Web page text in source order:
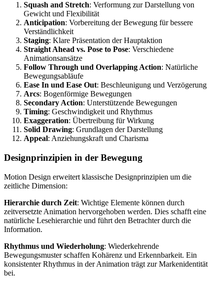
Squash and Stretch: Verformung zur Darstellung von
Gewicht und Flexibilität
Anticipation: Vorbereitung der Bewegung für bessere
Verständlichkeit
Staging: Klare Präsentation der Hauptaktion
Straight Ahead vs. Pose to Pose: Verschiedene
Animationsansätze
Follow Through und Overlapping Action: Natürliche
Bewegungsabläufe
Ease In und Ease Out: Beschleunigung und Verzögerung
Arcs: Bogenförmige Bewegungen
Secondary Action: Unterstützende Bewegungen
Timing: Geschwindigkeit und Rhythmus
Exaggeration: Übertreibung für Wirkung
Solid Drawing: Grundlagen der Darstellung
Appeal: Anziehungskraft und Charisma
Designprinzipien in der Bewegung
Motion Design erweitert klassische Designprinzipien um die
zeitliche Dimension:
Hierarchie durch Zeit: Wichtige Elemente können durch
zeitversetzte Animation hervorgehoben werden. Dies schafft eine
natürliche Lesehierarchie und führt den Betrachter durch die
Information.
Rhythmus und Wiederholung: Wiederkehrende
Bewegungsmuster schaffen Kohärenz und Erkennbarkeit. Ein
konsistenter Rhythmus in der Animation trägt zur Markenidentität
bei.